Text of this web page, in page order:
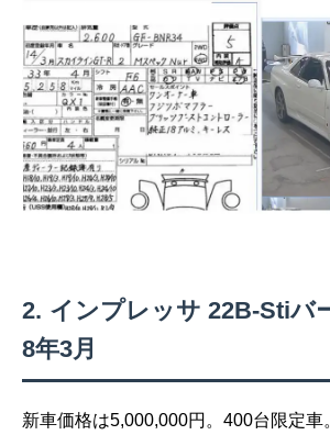
インプレッサ 22B-Stiバ
8年3月
新車価格は5,000,000円。400台限定車